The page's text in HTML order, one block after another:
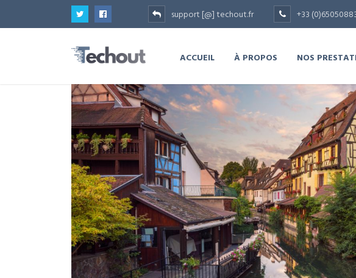
support [@] techout.fr +33
ACCUEIL À PROPOS NOS